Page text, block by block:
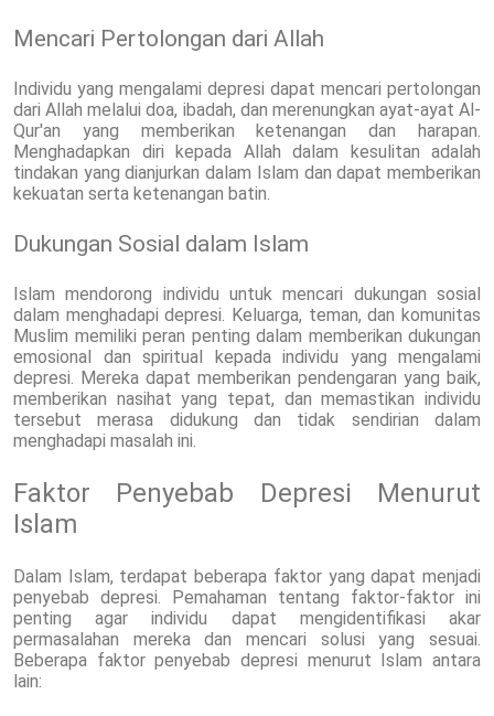
Mencari Pertolongan dari Allah
Individu yang mengalami depresi dapat mencari pertolongan
dari Allah melalui doa, ibadah, dan merenungkan ayat-ayat Al-
Qur'an yang memberikan ketenangan dan harapan.
Menghadapkan diri kepada Allah dalam kesulitan adalah
tindakan yang dianjurkan dalam Islam dan dapat memberikan
kekuatan serta ketenangan batin.
Dukungan Sosial dalam Islam
Islam mendorong individu untuk mencari dukungan sosial
dalam menghadapi depresi. Keluarga, teman, dan komunitas
Muslim memiliki peran penting dalam memberikan dukungan
emosional dan spiritual kepada individu yang mengalami
depresi. Mereka dapat memberikan pendengaran yang baik,
memberikan nasihat yang tepat, dan memastikan individu
tersebut merasa didukung dan tidak sendirian dalam
menghadapi masalah ini.
Faktor Penyebab Depresi Menurut
Islam
Dalam Islam, terdapat beberapa faktor yang dapat menjadi
penyebab depresi. Pemahaman tentang faktor-faktor ini
penting agar individu dapat mengidentifikasi akar
permasalahan mereka dan mencari solusi yang sesuai.
Beberapa faktor penyebab depresi menurut Islam antara
lain: